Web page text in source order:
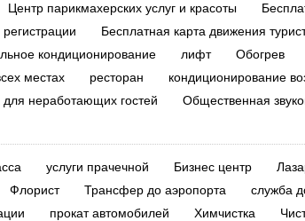
Центр парикмахерских услуг и красоты
Бесплатная карта движения
кондиционирование лифт Обогрев
местах
ресторан кондиционирование
неработающих гостей
Общественная
услуги прачечной Бизнес центр
Флорист Трансфер до аэропорта служба
прокат автомобилей Химчистка